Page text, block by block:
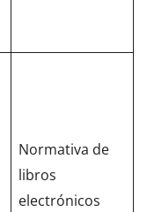
Normativa de
libros
electrónicos